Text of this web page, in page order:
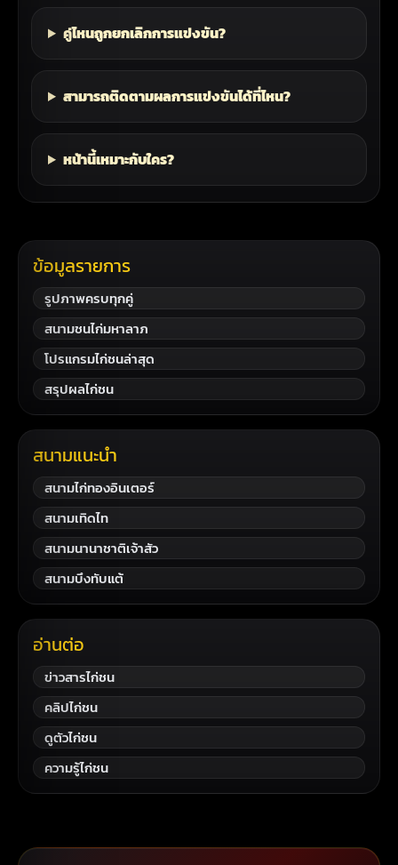
คู่ไหนถูกยกเลิกการแข่งขัน?
สามารถติดตามผลการแข่งขันได้ที่ไหน?
หน้านี้เหมาะกับใคร?
ข้อมูลรายการ
รูปภาพครบทุกคู่
สนามชนไก่มหาลาภ
โปรแกรมไก่ชนล่าสุด
สรุปผลไก่ชน
สนามแนะนำ
สนามไก่ทองอินเตอร์
สนามเทิดไท
สนามนานาชาติเจ้าสัว
สนามบึงทับแต้
อ่านต่อ
ข่าวสารไก่ชน
คลิปไก่ชน
ดูตัวไก่ชน
ความรู้ไก่ชน